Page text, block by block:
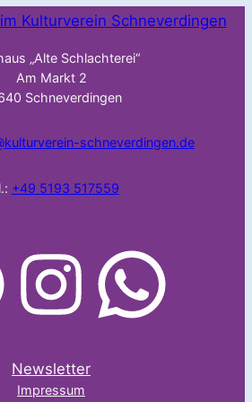
„Alte Schlachterei“
Am Markt 2
Schneverdingen
schneverdingen.de
+49 5193 517559
Instagram WhatsApp
Newsletter
Impressum